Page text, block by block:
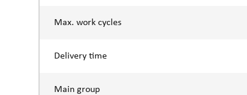
Max. work cycles
Delivery time
Main group